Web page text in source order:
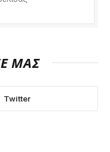
ΜΑΣ
Twitter